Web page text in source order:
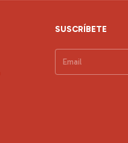
SUSCRÍBETE